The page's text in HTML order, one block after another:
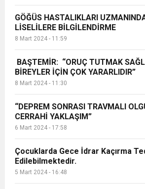
GÖĞÜS HASTALIKLARI
LİSELİLERE BİLGİLENDİRME
8 Mart 2024 - 11:59
BAŞTEMİR: “ORUÇ TUTMAK
BİREYLER İÇİN ÇOK YARARLIDIR”
8 Mart 2024 - 11:30
“DEPREM SONRASI TRAVMALI
CERRAHİ YAKLAŞIM”
6 Mart 2024 - 17:58
Çocuklarda Gece İdrar Kaçırma
Edilebilmektedir.
5 Mart 2024 - 16:48